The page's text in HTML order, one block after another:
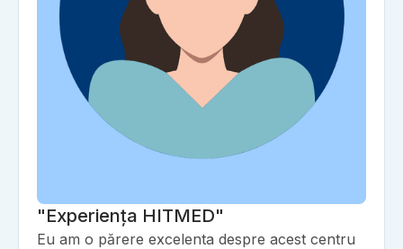
"Experiența HITMED"
Eu am o părere excelenta despre acest centru